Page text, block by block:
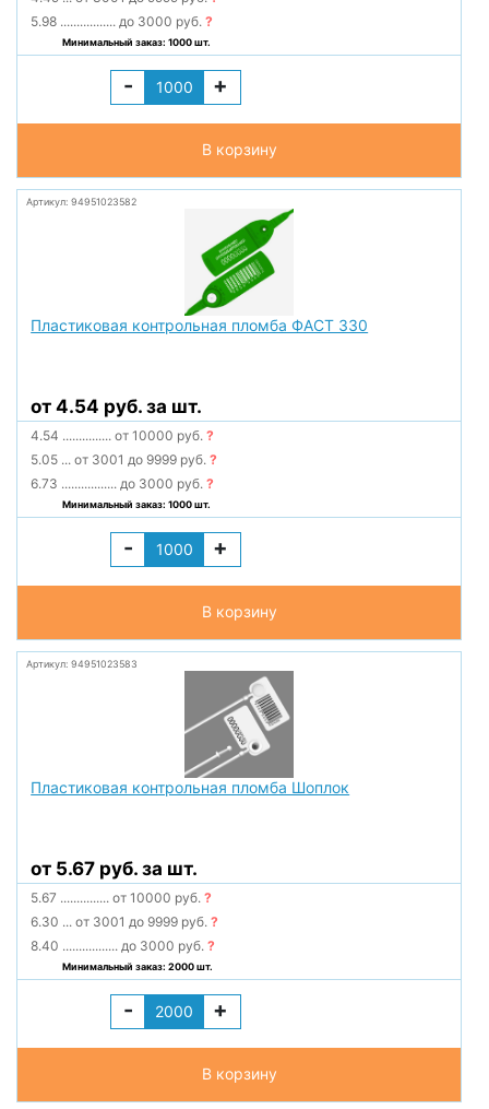
5.98 ................. до 3000 руб.?
Минимальный заказ: 1000 шт.
- +
В корзину
Артикул: 94951023582
Пластиковая контрольная пломба ФАСТ 330
от 4.54 руб. за шт.
4.54 ............... от 10000 руб.?
5.05 ... от 3001 до 9999 руб.?
6.73 ................. до 3000 руб.?
Минимальный заказ: 1000 шт.
- +
В корзину
Артикул: 94951023583
Пластиковая контрольная пломба Шоплок
от 5.67 руб. за шт.
5.67 ............... от 10000 руб.?
6.30 ... от 3001 до 9999 руб.?
8.40 ................. до 3000 руб.?
Минимальный заказ: 2000 шт.
- +
В корзину